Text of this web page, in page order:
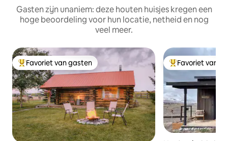
Gasten zijn unaniem: deze houten huisjes kregen een
hoge beoordeling voor hun locatie, netheid en nog
veel meer.
Topfavoriet van gasten
Favoriet van gasten Topfavoriet van
Favoriet van